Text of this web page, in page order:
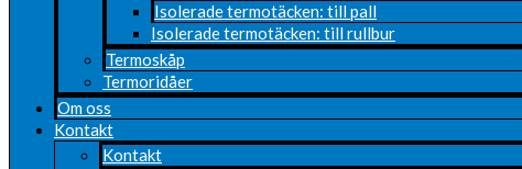
Isolerade termotäcken: till pall
Isolerade termotäcken: till rullbur
Termoskåp
Termoridåer
Om oss
Kontakt
Kontakt